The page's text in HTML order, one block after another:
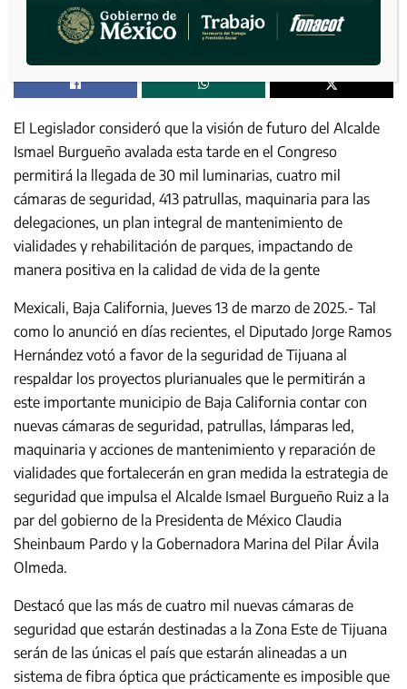
El Legislador consideró que la visión de futuro del Alcalde
Ismael Burgueño avalada esta tarde en el Congreso
permitirá la llegada de 30 mil luminarias, cuatro mil
cámaras de seguridad, 413 patrullas, maquinaria para las
delegaciones, un plan integral de mantenimiento de
vialidades y rehabilitación de parques, impactando de
manera positiva en la calidad de vida de la gente
Mexicali, Baja California, Jueves 13 de marzo de 2025.- Tal
como lo anunció en días recientes, el Diputado Jorge Ramos
Hernández votó a favor de la seguridad de Tijuana al
respaldar los proyectos plurianuales que le permitirán a
este importante municipio de Baja California contar con
nuevas cámaras de seguridad, patrullas, lámparas led,
maquinaria y acciones de mantenimiento y reparación de
vialidades que fortalecerán en gran medida la estrategia de
seguridad que impulsa el Alcalde Ismael Burgueño Ruiz a la
par del gobierno de la Presidenta de México Claudia
Sheinbaum Pardo y la Gobernadora Marina del Pilar Ávila
Olmeda.
Destacó que las más de cuatro mil nuevas cámaras de
seguridad que estarán destinadas a la Zona Este de Tijuana
serán de las únicas el país que estarán alineadas a un
sistema de fibra óptica que prácticamente es imposible que